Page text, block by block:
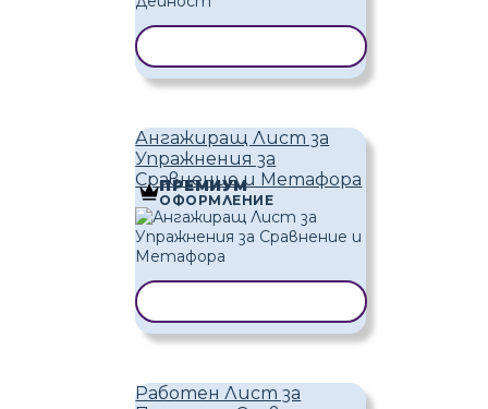
Ангажиращ Лист за
Упражнения за
Сравнение и Метафора
ПРЕМИУМ
ОФОРМЛЕНИЕ
Работен Лист за